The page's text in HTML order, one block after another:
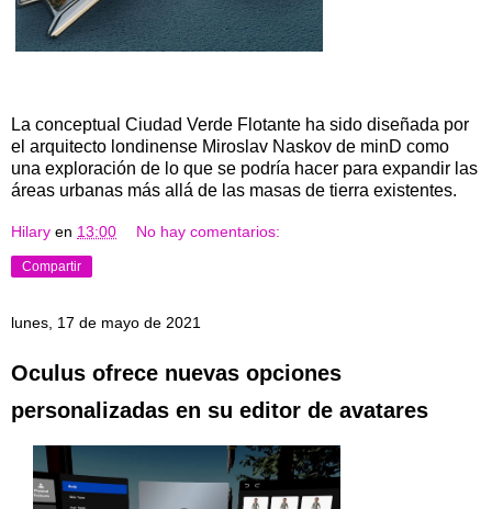
La conceptual Ciudad Verde Flotante ha sido diseñada por
el arquitecto londinense Miroslav Naskov de minD como
una exploración de lo que se podría hacer para expandir las
áreas urbanas más allá de las masas de tierra existentes.
Hilary en 13:00 No hay comentarios:
Compartir
lunes, 17 de mayo de 2021
Oculus ofrece nuevas opciones
personalizadas en su editor de avatares